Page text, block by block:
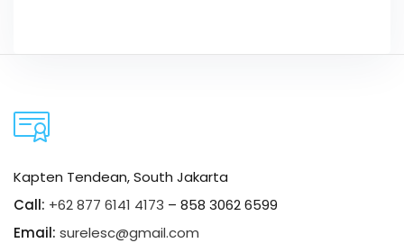
Kapten Tendean, South Jakarta
Call: +62 877 6141 4173 – 858 3062 6599
Email: surelesc@gmail.com